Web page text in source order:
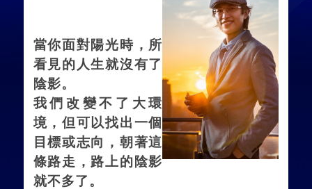
當你面對陽光時，所
看見的人生就沒有了
陰影。
我們改變不了大環
境，但可以找出一個
目標或志向，朝著這
條路走，路上的陰影
就不多了。